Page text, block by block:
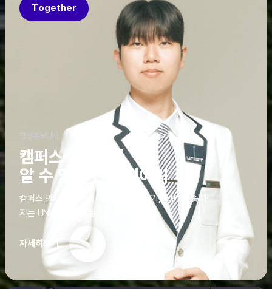
Together
학생홍보대사
캠퍼스 안에서만
알 수 있는 진짜 이야기
캠퍼스 안에서만 알 수 있는 진짜 이야기, 알면 더 좋아
지는 UNIST의 디테일
자세히보기